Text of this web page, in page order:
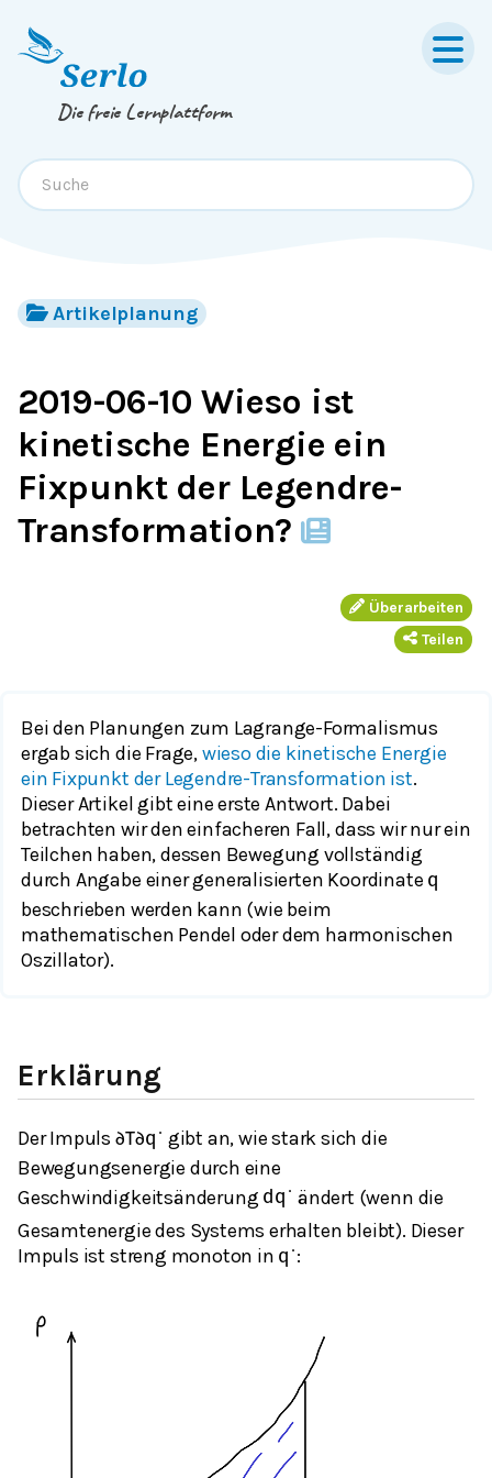
Springe zum
Die freie Lernplattform
Artikelplanung
2019-06-10 Wieso ist
kinetische Energie ein
Fixpunkt der Legendre-
Transformation?
Überarbeiten
Teilen
Bei den Planungen zum Lagrange-Formalismus
ergab sich die Frage,wieso die kinetische Energie
ein Fixpunkt der Legendre-Transformation ist.
Dieser Artikel gibt eine erste Antwort. Dabei
betrachten wir den einfacheren Fall, dass wir nur ein
Teilchen haben, dessen Bewegung vollständig
durch Angabe einer generalisierten Koordinate q
beschrieben werden kann (wie beim
mathematischen Pendel oder dem harmonischen
Oszillator).
Erklärung
Der Impuls ∂T∂q ˙ gibt an, wie stark sich die
Bewegungsenergie durch eine
Geschwindigkeitsänderung d q ˙ ändert (wenn die
Gesamtenergie des Systems erhalten bleibt). Dieser
Impuls ist streng monoton in q ˙: